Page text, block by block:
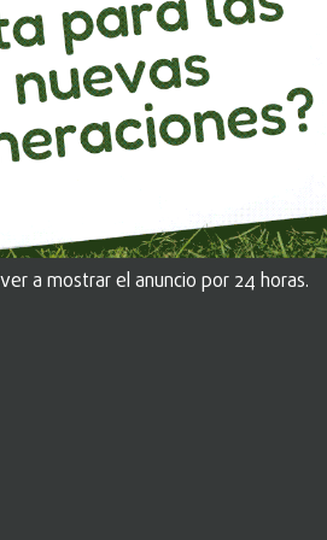
a mostrar el anuncio por 24 horas.